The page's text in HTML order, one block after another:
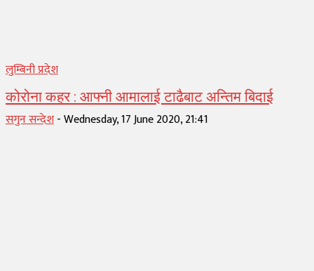
लुम्बिनी प्रदेश
कोरोना कहर : आफ्नी आमालाई टाढैबाट अन्तिम बिदाई
सगुन सन्देश-Wednesday, 17 June 2020, 21:41